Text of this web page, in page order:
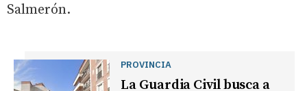
Salmerón.
PROVINCIA
La Guardia Civil busca a